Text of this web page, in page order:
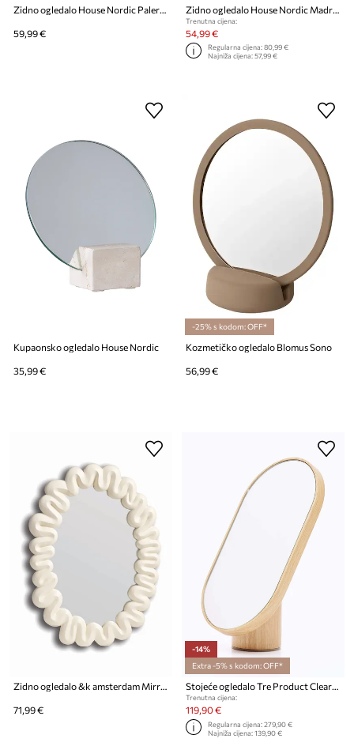
Zidno ogledalo House Nordic Palermo
59,99 €
Zidno ogledalo House Nordic Madrid
Trenutna cijena:
54,99 €
Regularna cijena:80,99 €
Najniža cijena:57,99 €
Kupaonsko ogledalo House Nordic
35,99 €
-25% s kodom: OFF*
Kozmetičko ogledalo Blomus Sono
56,99 €
Zidno ogledalo &k amsterdam Mirror Dribble White
71,99 €
-14%
Extra -5% s kodom: OFF*
Stojeće ogledalo Tre Product ClearVision Woodturn
Trenutna cijena:
119,90 €
Regularna cijena:279,90 €
Najniža cijena:139,90 €